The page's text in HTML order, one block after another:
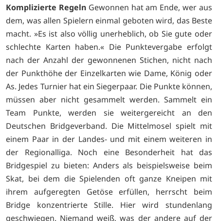
Komplizierte Regeln Gewonnen hat am Ende, wer aus
dem, was allen Spielern einmal geboten wird, das Beste
macht. »Es ist also völlig unerheblich, ob Sie gute oder
schlechte Karten haben.« Die Punktevergabe erfolgt
nach der Anzahl der gewonnenen Stichen, nicht nach
der Punkthöhe der Einzelkarten wie Dame, König oder
As. Jedes Turnier hat ein Siegerpaar. Die Punkte können,
müssen aber nicht gesammelt werden. Sammelt ein
Team Punkte, werden sie weitergereicht an den
Deutschen Bridgeverband. Die Mittelmosel spielt mit
einem Paar in der Landes- und mit einem weiteren in
der Regionalliga. Noch eine Besonderheit hat das
Bridgespiel zu bieten: Anders als beispielsweise beim
Skat, bei dem die Spielenden oft ganze Kneipen mit
ihrem aufgeregten Getöse erfüllen, herrscht beim
Bridge konzentrierte Stille. Hier wird stundenlang
geschwiegen. Niemand weiß, was der andere auf der